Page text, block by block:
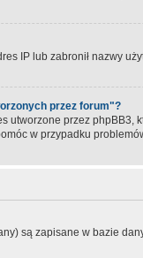
IP lub zabronił nazwy
przez forum"?
utworzone przez
w przypadku
są zapisane w bazie